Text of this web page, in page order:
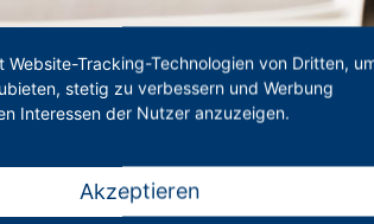
Website-Tracking-Technologien von Dritten,
stetig zu verbessern und Werbung
Interessen der Nutzer anzuzeigen.
Akzeptieren